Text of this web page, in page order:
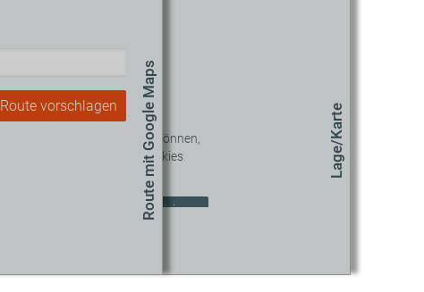
Route mit Google Maps
Route vorschlagen Lage/Karte
Um diesen Inhalt sehen zu können,
müssen Sie unseren Cookies
Cookie-Einstellungen aktualisieren